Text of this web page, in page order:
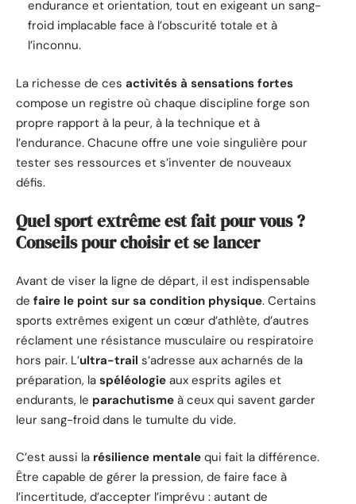
endurance et orientation, tout en exigeant un sang-
froid implacable face à l’obscurité totale et à
l’inconnu.
La richesse de ces activités à sensations fortes
compose un registre où chaque discipline forge son
propre rapport à la peur, à la technique et à
l’endurance. Chacune offre une voie singulière pour
tester ses ressources et s’inventer de nouveaux
défis.
Quel sport extrême est fait pour vous ?
Conseils pour choisir et se lancer
Avant de viser la ligne de départ, il est indispensable
de faire le point sur sa condition physique. Certains
sports extrêmes exigent un cœur d’athlète, d’autres
réclament une résistance musculaire ou respiratoire
hors pair. L’ultra-trail s’adresse aux acharnés de la
préparation, la spéléologie aux esprits agiles et
endurants, le parachutisme à ceux qui savent garder
leur sang-froid dans le tumulte du vide.
C’est aussi la résilience mentale qui fait la différence.
Être capable de gérer la pression, de faire face à
l’incertitude, d’accepter l’imprévu : autant de